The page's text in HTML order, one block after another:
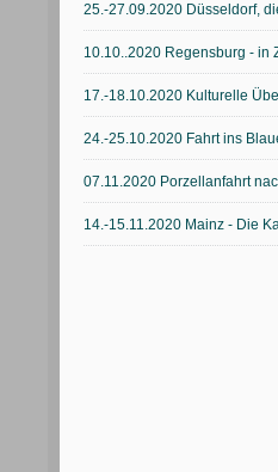
25.-27.09.2020 Düsseldorf,
10.10..2020 Regensburg - in
17.-18.10.2020 Kulturelle
24.-25.10.2020 Fahrt ins
07.11.2020 Porzellanfahrt
14.-15.11.2020 Mainz - Die